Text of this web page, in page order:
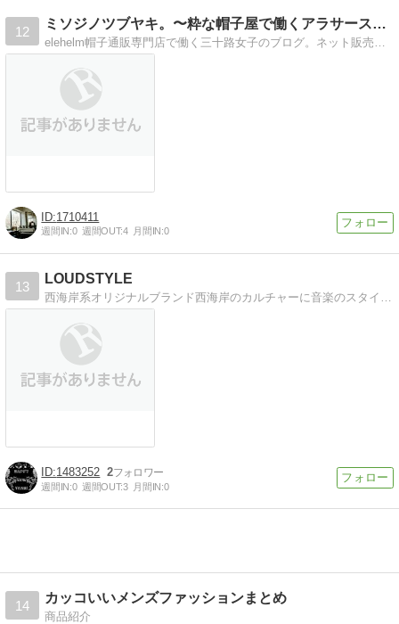
12
ミソジノツブヤキ。〜粋な帽子屋で働くアラサースタッフ奮闘記〜
1710411
週間IN:0 週間OUT:4 月間IN:0
13
LOUDSTYLE
1483252 2
週間IN:0 週間OUT:3 月間IN:0
14
カッコいいメンズファッションまとめ
商品紹介